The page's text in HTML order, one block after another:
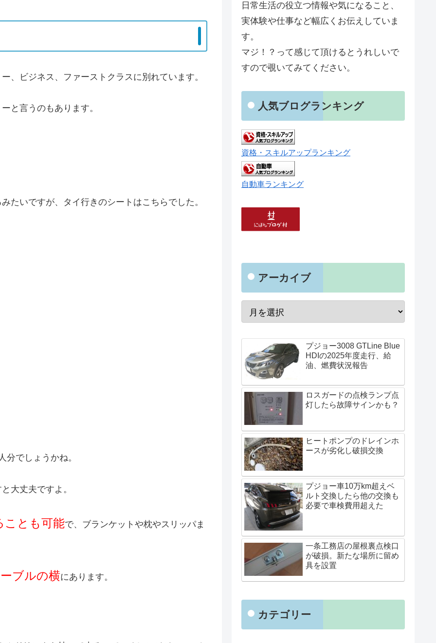
、ビジネス、ファーストクラスに別れています。
と言うのもあります。
たいですが、タイ行きのシートはこちらでした。
分でしょうかね。
大丈夫ですよ。
ことも可能で、ブランケットや枕やスリッパま
ブルの横にあります。
日常生活の役立つ情報や気になること、
実体験や仕事など幅広くお伝えしていま
す。
マジ！？って感じて頂けるとうれしいで
すので覗いてみてください。
人気ブログランキング
資格・スキルアップランキング
自動車ランキング
アーカイブ
プジョー3008 GTLine Blue
HDIの2025年度走行、給
油、燃費状況報告
ロスガードの点検ランプ点
灯したら故障サインかも？
ヒートポンプのドレインホ
ースが劣化し破損交換
プジョー車10万km超えベ
ルト交換したら他の交換も
必要で車検費用超えた
一条工務店の屋根裏点検口
が破損。新たな場所に留め
具を設置
カテゴリー